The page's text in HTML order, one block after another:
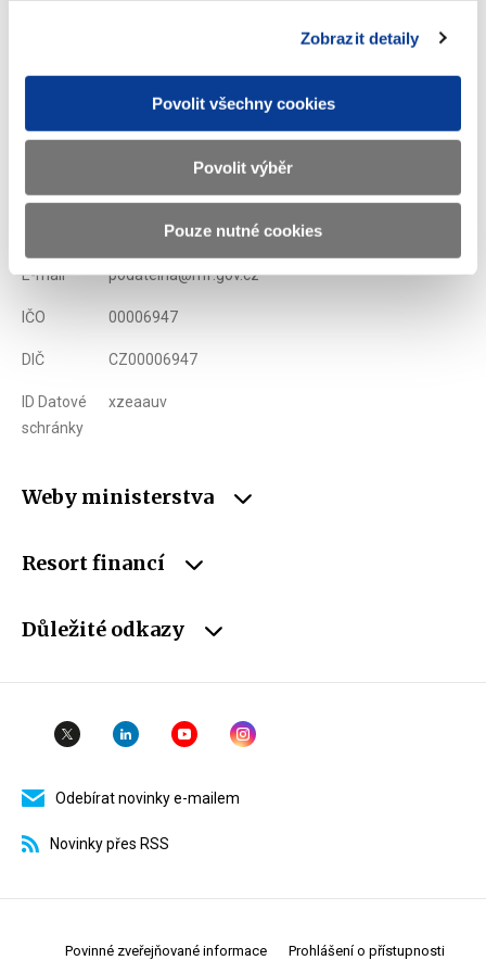
Zobrazit detaily
Povolit všechny cookies
Povolit výběr
Pouze nutné cookies
Doporučeno 381 ×
Ministerstvo financí ČR
Adresa
+420 257 041 111
E-mail podatelna@mf.gov.cz
IČO 00006947
DIČ CZ00006947
ID Datové
schránky
xzeaauv
Weby ministerstva
Resort financí
Důležité odkazy
Odebírat novinky e-mailem
Novinky přes RSS
Povinné zveřejňované informace Prohlášení o přístupnosti